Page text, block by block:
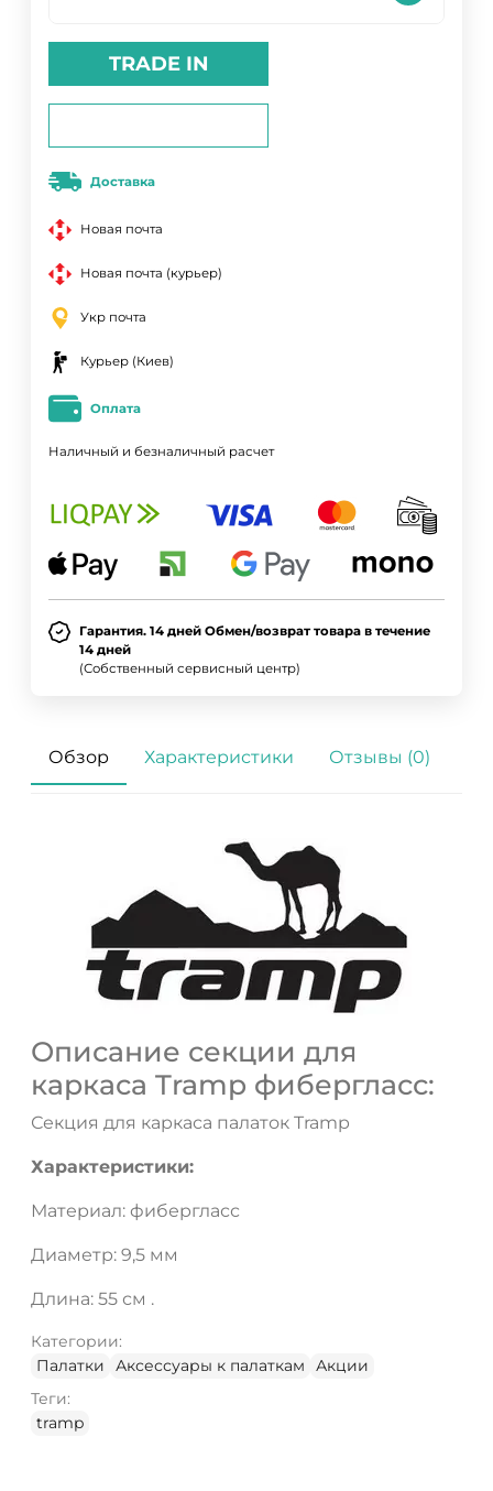
TRADE IN
Доставка
Новая почта
Новая почта (курьер)
Укр почта
Курьер (Киев)
Оплата
Наличный и безналичный расчет
Гарантия. 14 дней Обмен/возврат товара в течение
14 дней
(Собственный сервисный центр)
Обзор Характеристики Отзывы (0)
Описание секции для
каркаса Tramp фибергласс:
Секция для каркаса палаток Tramp
Характеристики:
Материал: фибергласс
Диаметр: 9,5 мм
Длина: 55 см .
Категории:
Палатки
Аксессуары к палаткам
Акции
Теги:
tramp
ДА НЕТ